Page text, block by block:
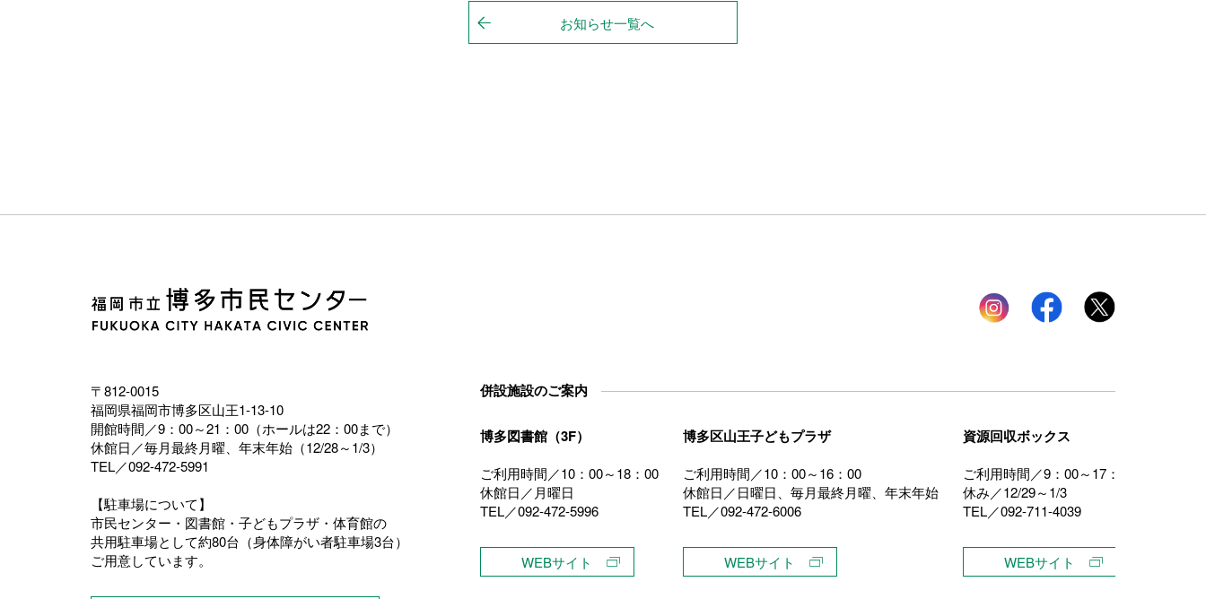
お知らせ一覧へ
Instagram facebook
〒812-0015
福岡県福岡市博多区山王1-13-10
開館時間／9：00～21：00（ホールは22：00まで）
休館日／毎月最終月曜、年末年始（12/28～1/3）
TEL／092-472-5991
【駐車場について】
市民センター・図書館・子どもプラザ・体育館の
共用駐車場として約80台（身体障がい者駐車場3台）
ご用意しています。
併設施設のご案内
博多図書館（3F）
ご利用時間／10：00～18：00
休館日／月曜日
TEL／092-472-5996
WEBサイト
博多区山王子どもプラザ
ご利用時間／10：00～16：00
休館日／日曜日、毎月最終月曜、年末年始
TEL／092-472-6006
WEBサイト
資源回収ボックス
ご利用時間／9：00～17：00
休み／12/29～1/3
TEL／092-711-4039
WEBサイト